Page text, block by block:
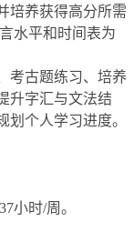
培养获得高分所需
水平和时间表为
考古题练习、培养
升字汇与文法结
个人学习进度。
小时/周。